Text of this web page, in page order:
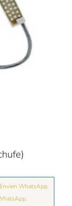
Envien WhatsApp.